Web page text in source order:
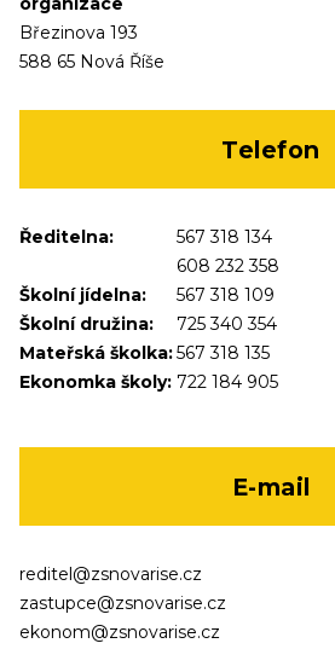
Březinova 193
588 65 Nová Říše
Telefon
Ředitelna:
567 318 134
608 232 358
Školní jídelna:
567 318 109
Školní družina:
725 340 354
Mateřská školka:567 318 135
Ekonomka školy: 722 184 905
E-mail
reditel@zsnovarise.cz
zastupce@zsnovarise.cz
ekonom@zsnovarise.cz